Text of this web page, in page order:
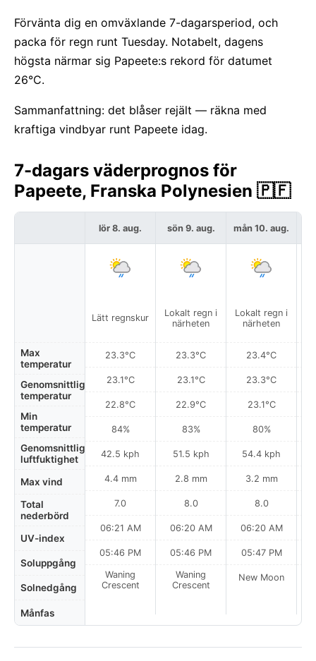
Förvänta dig en omväxlande 7-dagarsperiod, och
packa för regn runt Tuesday. Notabelt, dagens
högsta närmar sig Papeete:s rekord för datumet
26°C.
Sammanfattning: det blåser rejält — räkna med
kraftiga vindbyar runt Papeete idag.
7-dagars väderprognos för
Papeete, Franska Polynesien 🇵🇫
Max
temperatur
Genomsnittlig
temperatur
Min
temperatur
Genomsnittlig
luftfuktighet
Max vind
Total
nederbörd
UV-index
Soluppgång
Solnedgång
Månfas
lör 8. aug.
Lätt regnskur
23.3°C
23.1°C
22.8°C
84%
42.5 kph
4.4 mm
7.0
06:21 AM
05:46 PM
Waning
Crescent
sön 9. aug.
Lokalt regn i
närheten
23.3°C
23.1°C
22.9°C
83%
51.5 kph
2.8 mm
8.0
06:20 AM
05:46 PM
Waning
Crescent
mån 10. aug.
Lokalt regn i
närheten
23.4°C
23.3°C
23.1°C
80%
54.4 kph
3.2 mm
8.0
06:20 AM
05:47 PM
New Moon